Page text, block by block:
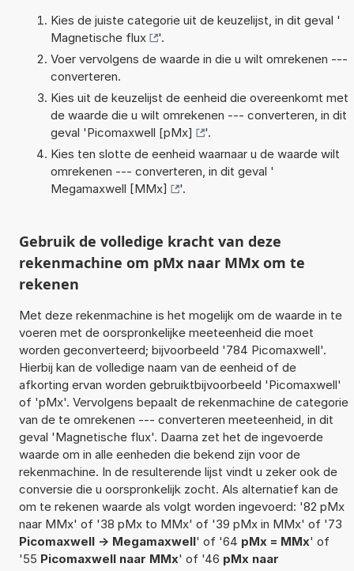
Kies de juiste categorie uit de keuzelijst, in dit geval '
Magnetische flux
'.
Voer vervolgens de waarde in die u wilt omrekenen ---
converteren.
Kies uit de keuzelijst de eenheid die overeenkomt met
de waarde die u wilt omrekenen --- converteren, in dit
geval 'Picomaxwell [pMx]
'.
Kies ten slotte de eenheid waarnaar u de waarde wilt
omrekenen --- converteren, in dit geval '
Megamaxwell [MMx]
'.
Gebruik de volledige kracht van deze
rekenmachine om pMx naar MMx om te
rekenen
Met deze rekenmachine is het mogelijk om de waarde in te
voeren met de oorspronkelijke meeteenheid die moet
worden geconverteerd; bijvoorbeeld '784 Picomaxwell'.
Hierbij kan de volledige naam van de eenheid of de
afkorting ervan worden gebruiktbijvoorbeeld 'Picomaxwell'
of 'pMx'. Vervolgens bepaalt de rekenmachine de categorie
van de te omrekenen --- converteren meeteenheid, in dit
geval 'Magnetische flux'. Daarna zet het de ingevoerde
waarde om in alle eenheden die bekend zijn voor de
rekenmachine. In de resulterende lijst vindt u zeker ook de
conversie die u oorspronkelijk zocht. Als alternatief kan de
om te rekenen waarde als volgt worden ingevoerd: '82 pMx
naar MMx' of '38 pMx to MMx' of '39 pMx in MMx' of '73
Picomaxwell -> Megamaxwell' of '64 pMx = MMx' of
'55 Picomaxwell naar MMx' of '46 pMx naar